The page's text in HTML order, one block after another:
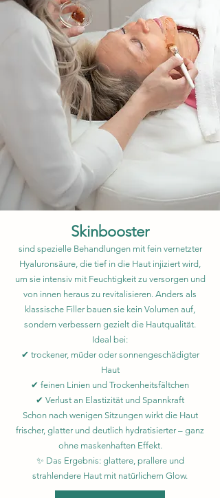
Skinbooster
sind spezielle Behandlungen mit fein vernetzter
Hyaluronsäure, die tief in die Haut injiziert wird,
um sie intensiv mit Feuchtigkeit zu versorgen und
von innen heraus zu revitalisieren. Anders als
klassische Filler bauen sie kein Volumen auf,
sondern verbessern gezielt die Hautqualität.
Ideal bei:
✔ trockener, müder oder sonnengeschädigter
Haut
✔ feinen Linien und Trockenheitsfältchen
✔ Verlust an Elastizität und Spannkraft
Schon nach wenigen Sitzungen wirkt die Haut
frischer, glatter und deutlich hydratisierter – ganz
ohne maskenhaften Effekt.
✨ Das Ergebnis: glattere, prallere und
strahlendere Haut mit natürlichem Glow.